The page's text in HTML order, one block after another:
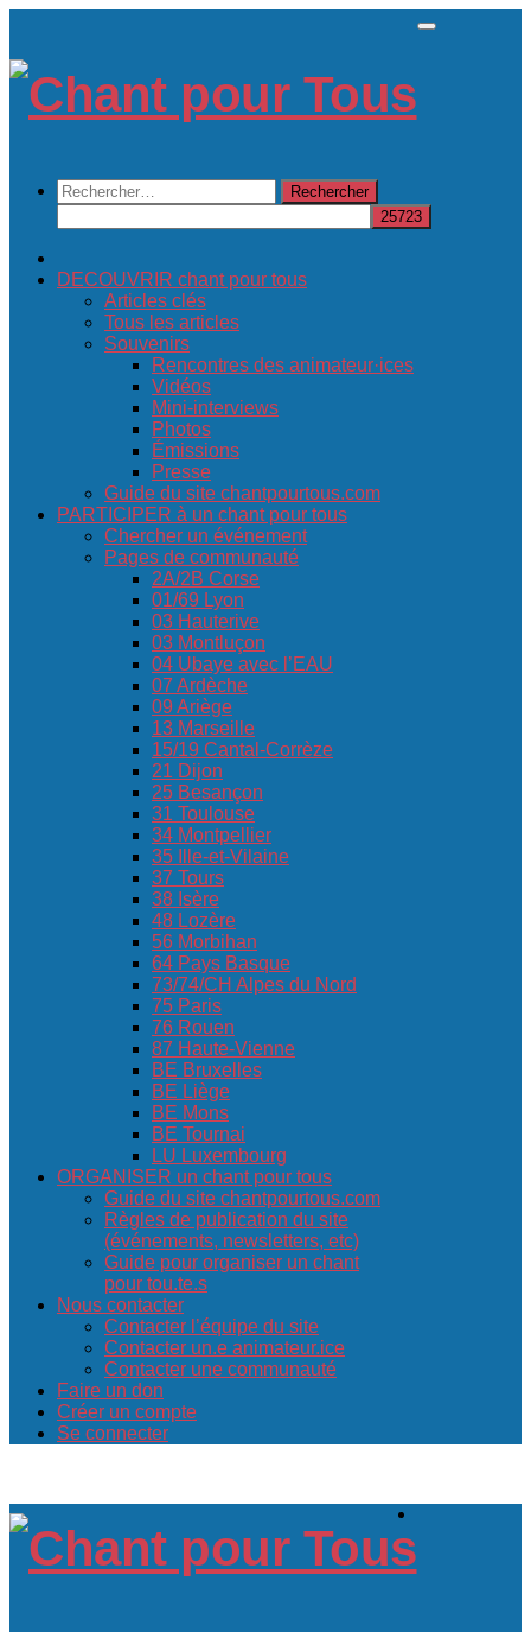
content
Rechercher :
DECOUVRIR chant pour tous
Articles clés
Tous les articles
Souvenirs
Rencontres des animateur·ices
Vidéos
Mini-interviews
Photos
Émissions
Presse
Guide du site chantpourtous.com
PARTICIPER à un chant pour tous
Chercher un événement
Pages de communauté
2A/2B Corse
01/69 Lyon
03 Hauterive
03 Montluçon
04 Ubaye avec l’EAU
07 Ardèche
09 Ariège
13 Marseille
15/19 Cantal-Corrèze
21 Dijon
25 Besançon
31 Toulouse
34 Montpellier
35 Ille-et-Vilaine
37 Tours
38 Isère
48 Lozère
56 Morbihan
64 Pays Basque
73/74/CH Alpes du Nord
75 Paris
76 Rouen
87 Haute-Vienne
BE Bruxelles
BE Liège
BE Mons
BE Tournai
LU Luxembourg
ORGANISER un chant pour tous
Guide du site chantpourtous.com
Règles de publication du site
(événements, newsletters, etc)
Guide pour organiser un chant
pour tou.te.s
Nous contacter
Contacter l’équipe du site
Contacter un.e animateur.ice
Contacter une communauté
Faire un don
Créer un compte
Se connecter